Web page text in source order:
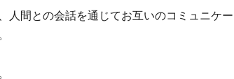
人間との会話を通じてお互いのコミュニケー